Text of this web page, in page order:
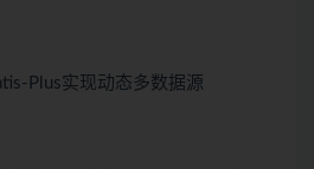
Plus实现动态多数据源